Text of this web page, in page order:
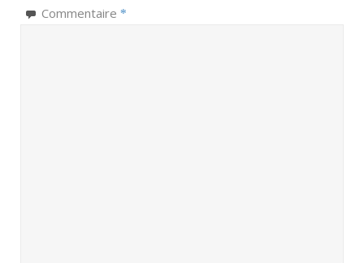
Commentaire *